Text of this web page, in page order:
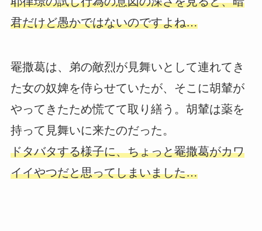
君だけど愚かではないのですよね…
罨撒葛は、弟の敵烈が見舞いとして連れてき
た女の奴婢を侍らせていたが、そこに胡輦が
やってきたため慌てて取り繕う。胡輦は薬を
持って見舞いに来たのだった。
ドタバタする様子に、ちょっと罨撒葛がカワ
イイやつだと思ってしまいました…